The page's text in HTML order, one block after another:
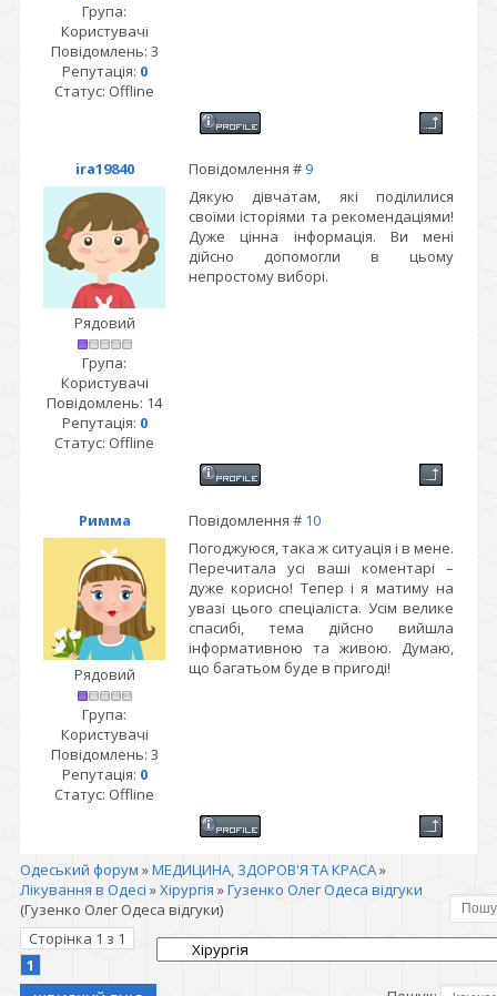
Група:
Користувачі
Повідомлень: 3
Репутація: 0
Статус: Offline
ira19840 Повідомлення # 9
Рядовий
Група:
Користувачі
Повідомлень: 14
Репутація: 0
Статус: Offline
Дякую дівчатам, які поділилися
своїми історіями та рекомендаціями!
Дуже цінна інформація. Ви мені
дійсно допомогли в цьому
непростому виборі.
Римма Повідомлення # 10
Рядовий
Група:
Користувачі
Повідомлень: 3
Репутація: 0
Статус: Offline
Погоджуюся, така ж ситуація і в мене.
Перечитала усі ваші коментарі –
дуже корисно! Тепер і я матиму на
увазі цього спеціаліста. Усім велике
спасибі, тема дійсно вийшла
інформативною та живою. Думаю,
що багатьом буде в пригоді!
Одеський форум »МЕДИЦИНА, ЗДОРОВ'Я ТА КРАСА»
Лікування в Одесі »Хірургія »Гузенко Олег Одеса відгуки
(Гузенко Олег Одеса відгуки)
Сторінка 1 з 1
1